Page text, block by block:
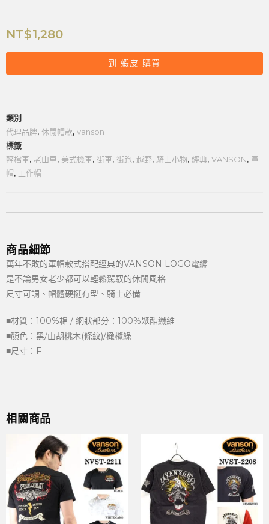
NT$1,280
到 蝦皮 購買
類別
代理品牌, 休閒帽款, vanson
標籤
輕檔車, 老山車, 美式機車, 街車, 街跑, 越野, 騎士小物, 經典, VANSON, 軍
帽, 工作帽
商品細節
萬年不敗的軍帽款式搭配經典的VANSON LOGO電繡
是不論男女老少都可以輕鬆駕馭的休閒風格
尺寸可調、帽體硬挺有型、騎士必備
■材質：100%棉 / 網狀部分：100%聚酯纖維
■顏色：黑/山胡桃木(條紋)/橄欖綠
■尺寸：F
相關商品